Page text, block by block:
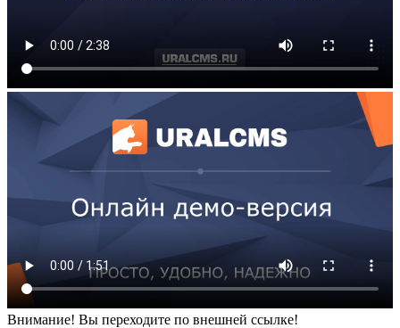
Внимание! Вы переходите по внешней ссылке!